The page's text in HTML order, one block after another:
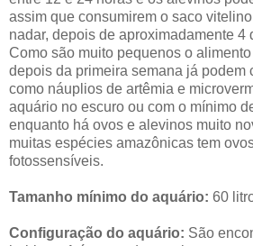
assim que consumirem o saco
nadar, depois de aproximadamente 4
Como são muito pequenos o
depois da primeira semana já podem
como náuplios de artêmia e
aquário no escuro ou com o mínimo
enquanto há ovos e alevinos muito
muitas espécies amazônicas tem
fotossensíveis.
Tamanho mínimo do aquário: 60
Configuração do aquário: São